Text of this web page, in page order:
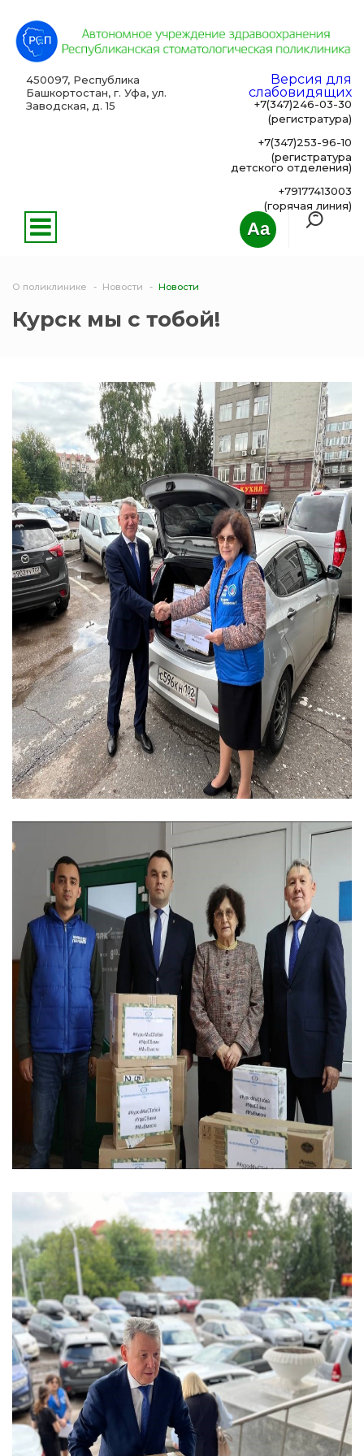
Aa
450097, Республика
Башкортостан, г. Уфа, ул.
Заводская, д. 15
Версия для
слабовидящих
+7(347)246-03-30
(регистратура)
+7(347)253-96-10
(регистратура
детского отделения)
+79177413003
(горячая линия)
О поликлинике Новости Новости
Курск мы с тобой!